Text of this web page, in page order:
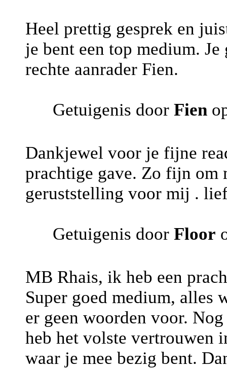
Heel prettig gesprek en
je bent een top medium.
rechte aanrader Fien.
Getuigenis door Fien
Dankjewel voor je fijne
prachtige gave. Zo fijn om
geruststelling voor mij .
Getuigenis door Floor
MB Rhais, ik heb een
Super goed medium, alles
er geen woorden voor.
heb het volste vertrouwen
waar je mee bezig bent.